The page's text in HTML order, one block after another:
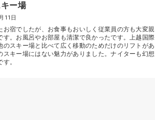
ー場
11日
お宿でしたが、お食事もおいしく従業員の方も大変親
す。お風呂やお部屋も清潔で良かったです。上越国際
のスキー場と比べて広く移動のためだけのリフトがあ
スキー場にはない魅力がありました。ナイターも幻想
。